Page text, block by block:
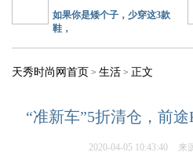
如果你是矮个子，少穿这3款
鞋，
天秀时尚网首页 > 生活 > 正文
“准新车”5折清仓，前
2020-04-05 10:43:40 来